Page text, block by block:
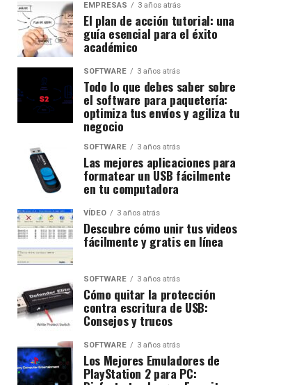
EMPRESAS 3 años atrás
El plan de acción tutorial: una
guía esencial para el éxito
académico
SOFTWARE 3 años atrás
Todo lo que debes saber sobre
el software para paquetería:
optimiza tus envíos y agiliza tu
negocio
SOFTWARE 3 años atrás
Las mejores aplicaciones para
formatear un USB fácilmente
en tu computadora
VÍDEO 3 años atrás
Descubre cómo unir tus videos
fácilmente y gratis en línea
SOFTWARE 3 años atrás
Cómo quitar la protección
contra escritura de USB:
Consejos y trucos
SOFTWARE 3 años atrás
Los Mejores Emuladores de
PlayStation 2 para PC: